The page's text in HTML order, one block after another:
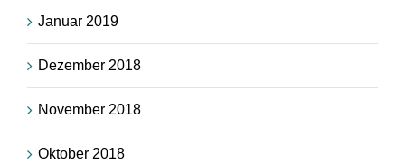
Januar 2019
Dezember 2018
November 2018
Oktober 2018